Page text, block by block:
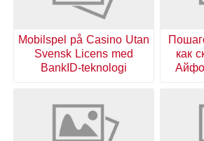
как
Mobilspel på Casino Utan
Svensk Licens med
BankID-teknologi